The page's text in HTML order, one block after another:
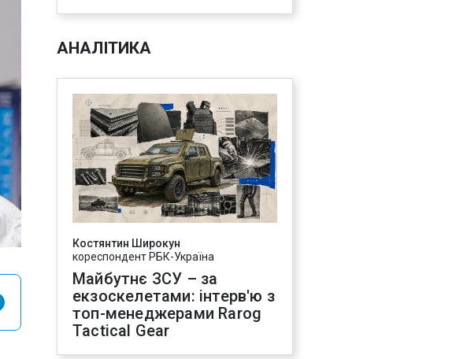
АНАЛІТИКА
Костянтин Широкун
кореспондент РБК-Україна
Майбутнє ЗСУ – за
екзоскелетами: інтерв'ю з
топ-менеджерами Rarog
Tactical Gear